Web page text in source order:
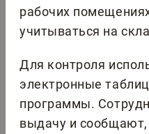
рабочих
учитываться на
Для контроля
электронные
программы.
выдачу и сообщают,